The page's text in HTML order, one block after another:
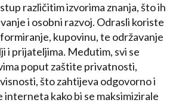
različitim izvorima znanja, što ih
i osobni razvoj. Odrasli koriste
kupovinu, te održavanje
i prijateljima. Međutim, svi se
poput zaštite privatnosti,
što zahtijeva odgovorno i
kako bi se maksimizirale